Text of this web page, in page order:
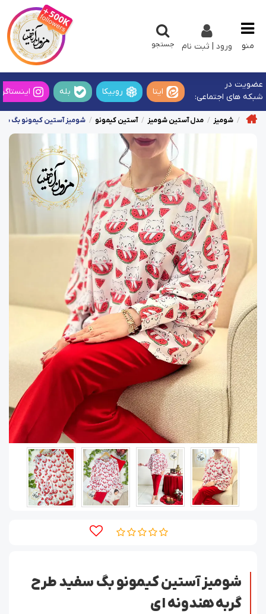
منو ورود | ثبت نام جستجو
عضویت در
شبکه های اجتماعی:
ایتا روبیکا بله
شومیز مدل آستین شومیز آستین کیمونو شومیز آستین کیمونو بگ
شومیز آستین کیمونو بگ سفید طرح
گربه هندونه ای